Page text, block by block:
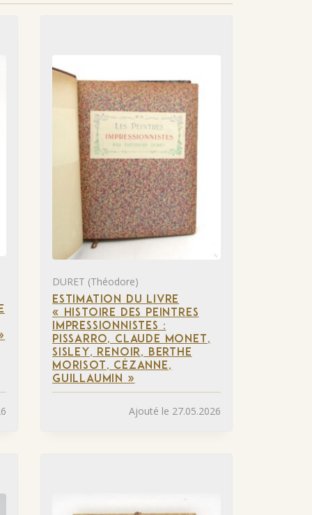
DURET (Théodore)
ESTIMATION DU LIVRE
« HISTOIRE DES PEINTRES
IMPRESSIONNISTES :
PISSARRO, CLAUDE MONET,
SISLEY, RENOIR, BERTHE
MORISOT, CÉZANNE,
GUILLAUMIN »
Ajouté le 27.05.2026